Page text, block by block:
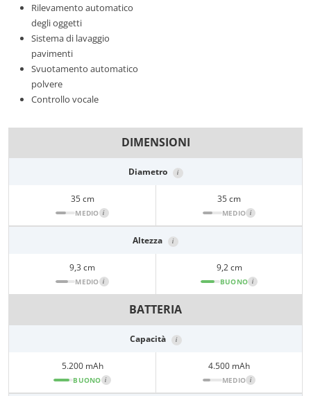
Rilevamento automatico
degli oggetti
Sistema di lavaggio
pavimenti
Svuotamento automatico
polvere
Controllo vocale
DIMENSIONI
Diametro i
35 cm
MEDIO i
35 cm
MEDIO i
Altezza i
9,3 cm
MEDIO i
9,2 cm
BUONO i
BATTERIA
Capacità i
5.200 mAh
BUONO i
4.500 mAh
MEDIO i